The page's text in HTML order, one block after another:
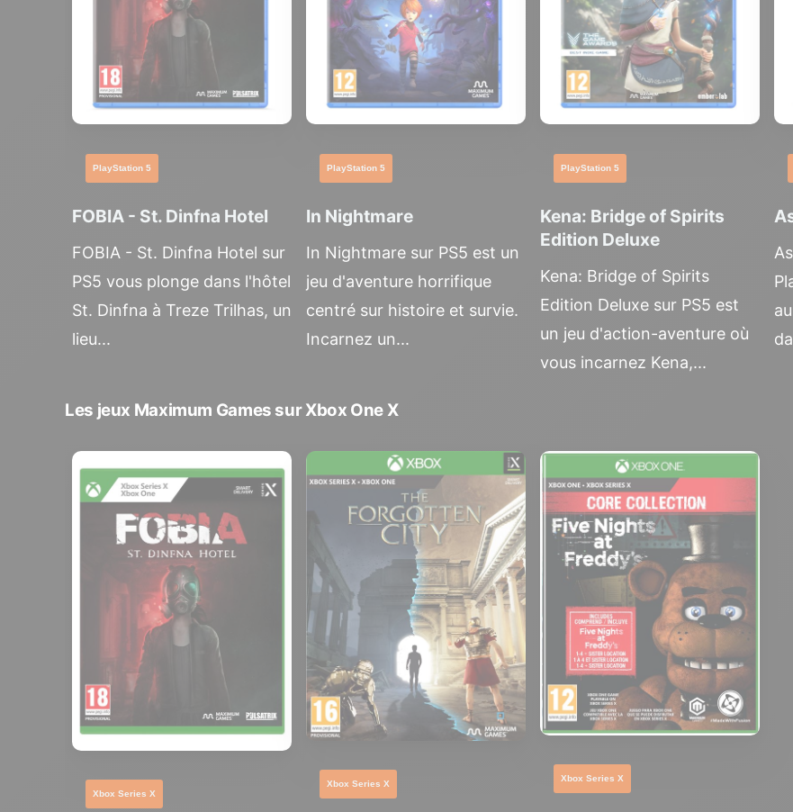
PlayStation 5
FOBIA - St. Dinfna Hotel
FOBIA - St. Dinfna Hotel sur
PS5 vous plonge dans l'hôtel
St. Dinfna à Treze Trilhas, un
lieu...
PlayStation 5
In Nightmare
In Nightmare sur PS5 est un
jeu d'aventure horrifique
centré sur histoire et survie.
Incarnez un...
PlayStation 5
Kena: Bridge of Spirits
Edition Deluxe
Kena: Bridge of Spirits
Edition Deluxe sur PS5 est
un jeu d'action-aventure où
vous incarnez Kena,...
Les jeux Maximum Games sur Xbox One X
Xbox Series X
Xbox Series X
Xbox Series X